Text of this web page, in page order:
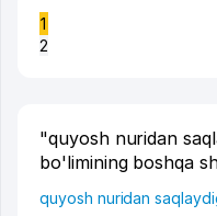
1
2
"quyosh nuridan
bo'limining boshqa
quyosh nuridan